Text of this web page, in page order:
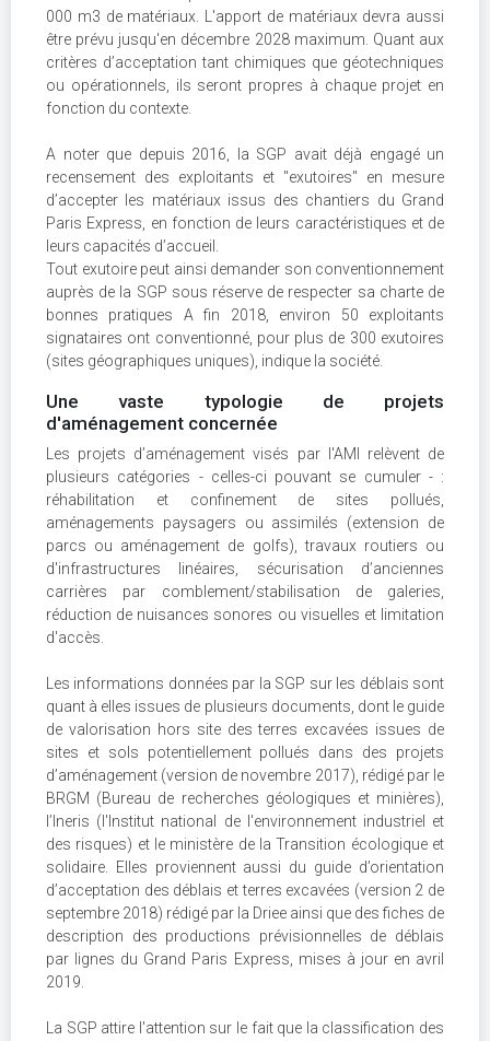
000 m3 de matériaux. L'apport de matériaux devra aussi
être prévu jusqu'en décembre 2028 maximum. Quant aux
critères d’acceptation tant chimiques que géotechniques
ou opérationnels, ils seront propres à chaque projet en
fonction du contexte.
A noter que depuis 2016, la SGP avait déjà engagé un
recensement des exploitants et "exutoires" en mesure
d’accepter les matériaux issus des chantiers du Grand
Paris Express, en fonction de leurs caractéristiques et de
leurs capacités d’accueil.
Tout exutoire peut ainsi demander son conventionnement
auprès de la SGP sous réserve de respecter sa charte de
bonnes pratiques A fin 2018, environ 50 exploitants
signataires ont conventionné, pour plus de 300 exutoires
(sites géographiques uniques), indique la société.
Une vaste typologie de projets
d'aménagement concernée
Les projets d’aménagement visés par l'AMI relèvent de
plusieurs catégories - celles-ci pouvant se cumuler - :
réhabilitation et confinement de sites pollués,
aménagements paysagers ou assimilés (extension de
parcs ou aménagement de golfs), travaux routiers ou
d'infrastructures linéaires, sécurisation d’anciennes
carrières par comblement/stabilisation de galeries,
réduction de nuisances sonores ou visuelles et limitation
d'accès.
Les informations données par la SGP sur les déblais sont
quant à elles issues de plusieurs documents, dont le guide
de valorisation hors site des terres excavées issues de
sites et sols potentiellement pollués dans des projets
d’aménagement (version de novembre 2017), rédigé par le
BRGM (Bureau de recherches géologiques et minières),
l’Ineris (l'Institut national de l'environnement industriel et
des risques) et le ministère de la Transition écologique et
solidaire. Elles proviennent aussi du guide d’orientation
d’acceptation des déblais et terres excavées (version 2 de
septembre 2018) rédigé par la Driee ainsi que des fiches de
description des productions prévisionnelles de déblais
par lignes du Grand Paris Express, mises à jour en avril
2019.
La SGP attire l'attention sur le fait que la classification des